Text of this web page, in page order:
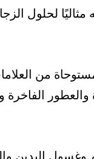
لحلول
من
والعطور
وغسول اليدين